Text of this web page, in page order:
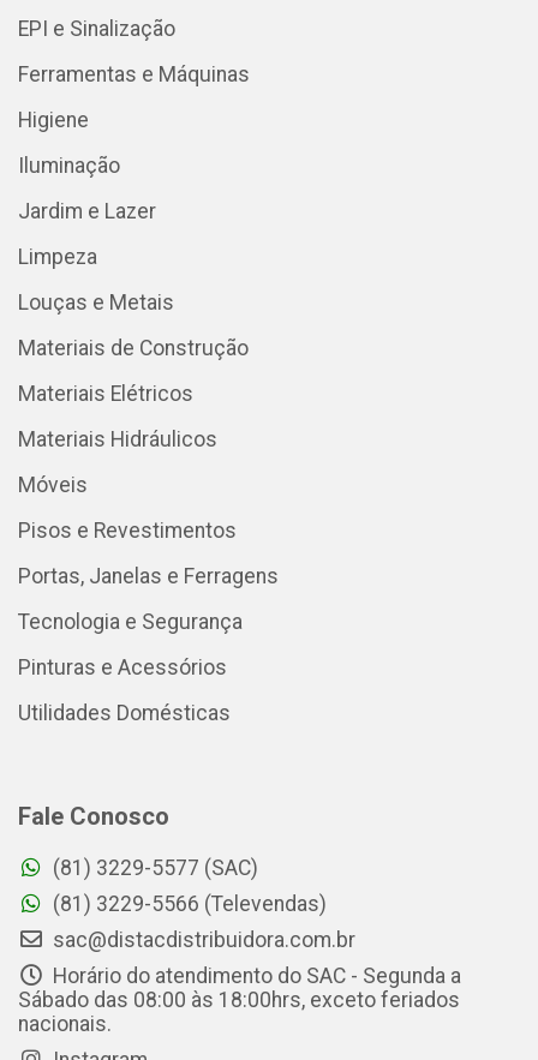
EPI e Sinalização
Ferramentas e Máquinas
Higiene
Iluminação
Jardim e Lazer
Limpeza
Louças e Metais
Materiais de Construção
Materiais Elétricos
Materiais Hidráulicos
Móveis
Pisos e Revestimentos
Portas, Janelas e Ferragens
Tecnologia e Segurança
Pinturas e Acessórios
Utilidades Domésticas
Fale Conosco
(81) 3229-5577 (SAC)
(81) 3229-5566 (Televendas)
sac@distacdistribuidora.com.br
Horário do atendimento do SAC - Segunda a
Sábado das 08:00 às 18:00hrs, exceto feriados
nacionais.